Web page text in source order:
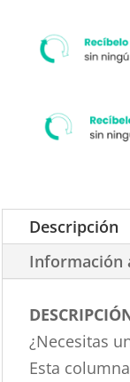
Descripción
Información
¿Necesitas
Esta